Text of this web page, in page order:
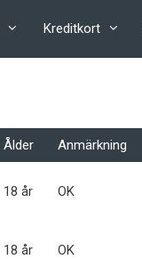
Kreditkort
Ålder Anmärkning
18 år OK
18 år OK